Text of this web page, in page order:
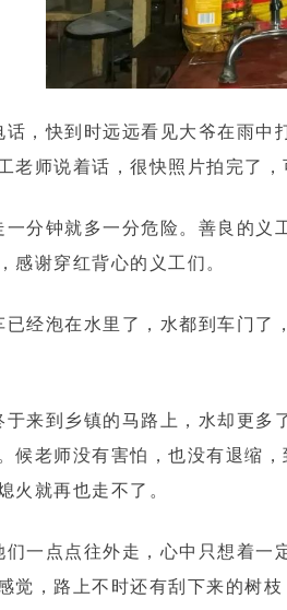
，快到时远远看见大爷在雨
老师说着话，很快照片拍完了
钟就多一分危险。善良的义
感谢穿红背心的义工们。
经泡在水里了，水都到车门了
来到乡镇的马路上，水却更多
候老师没有害怕，也没有退缩
火就再也走不了。
一点点往外走，心中只想着一
觉，路上不时还有刮下来的树